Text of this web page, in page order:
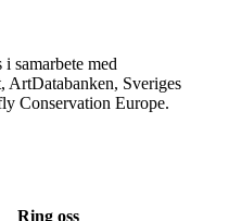
samarbete med
ArtDatabanken, Sveriges
Conservation Europe.
Ring oss